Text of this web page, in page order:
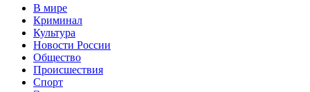
В мире
Криминал
Культура
Новости России
Общество
Происшествия
Спорт